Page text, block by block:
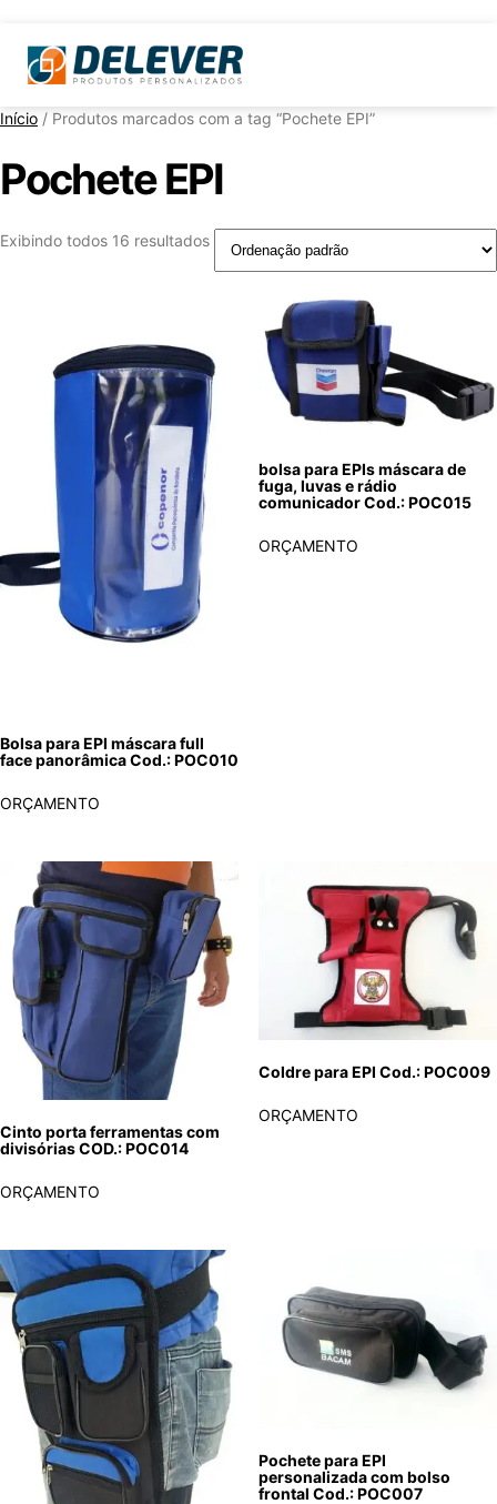
Início / Produtos marcados com a tag “Pochete EPI”
Pochete EPI
Exibindo todos 16 resultados
Bolsa para EPI máscara full
face panorâmica Cod.: POC010
ORÇAMENTO
bolsa para EPIs máscara de
fuga, luvas e rádio
comunicador Cod.: POC015
ORÇAMENTO
Cinto porta ferramentas com
divisórias COD.: POC014
ORÇAMENTO
Coldre para EPI Cod.: POC009
ORÇAMENTO
Pochete para EPI
personalizada com bolso
frontal Cod.: POC007